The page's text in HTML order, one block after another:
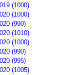
(1000)
(1000)
(990)
(1010)
(1000)
(990)
(995)
(1005)